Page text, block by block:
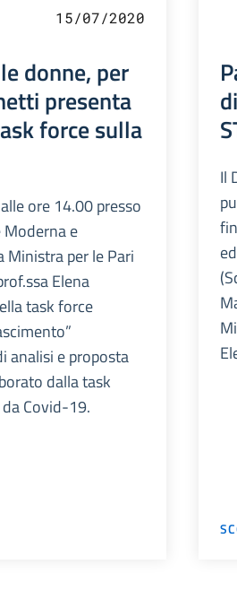
15/07/2020
donne, per
presenta
force sulla
ore 14.00 presso
Moderna e
Ministra per le Pari
Elena
task force
analisi e proposta
dalla task
Covid-19.
Il